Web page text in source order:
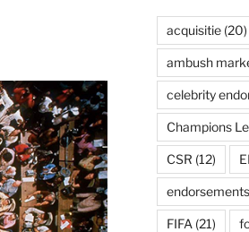
acquisitie(20)
ambush
celebrity
Champions
CSR (12)
endorsements
FIFA (21)